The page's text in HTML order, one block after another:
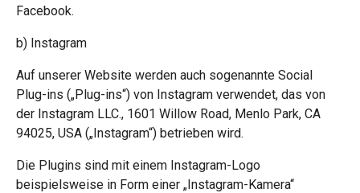
Facebook.
b) Instagram
Auf unserer Website werden auch sogenannte Social
Plug-ins („Plug-ins“) von Instagram verwendet, das von
der Instagram LLC., 1601 Willow Road, Menlo Park, CA
94025, USA („Instagram“) betrieben wird.
Die Plugins sind mit einem Instagram-Logo
beispielsweise in Form einer „Instagram-Kamera“